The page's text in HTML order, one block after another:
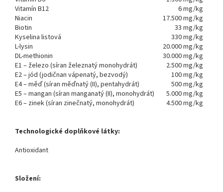
Vitamín B12
6mg/kg
Niacin
17.500mg/kg
Biotin
33 mg/kg
Kyselina listová
330mg/kg
L-lysin
20.000mg/kg
DL-methionin
30.000mg/kg
E1 – železo (síran železnatý monohydrát)
2.500mg/kg
E2 – jód (jodičnan vápenatý, bezvodý)
100mg/kg
E4 – měď (síran měďnatý (II), pentahydrát)
500mg/kg
E5 – mangan (síran manganatý (II), monohydrát)
5.000mg/kg
E6 – zinek (síran zinečnatý, monohydrát)
4.500mg/kg
Technologické doplňkové látky:
Antioxidant
Složení: